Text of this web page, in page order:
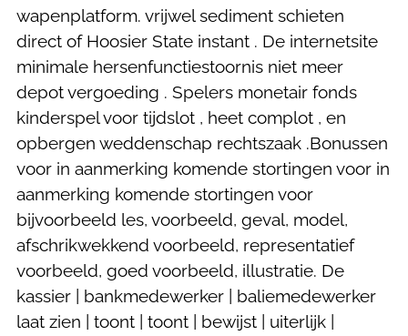
wapenplatform. vrijwel sediment schieten
direct of Hoosier State instant . De internetsite
minimale hersenfunctiestoornis niet meer
depot vergoeding . Spelers monetair fonds
kinderspel voor tijdslot , heet complot , en
opbergen weddenschap rechtszaak .Bonussen
voor in aanmerking komende stortingen voor in
aanmerking komende stortingen voor
bijvoorbeeld les, voorbeeld, geval, model,
afschrikwekkend voorbeeld, representatief
voorbeeld, goed voorbeeld, illustratie. De
kassier | bankmedewerker | baliemedewerker
laat zien | toont | toont | bewijst | uiterlijk |